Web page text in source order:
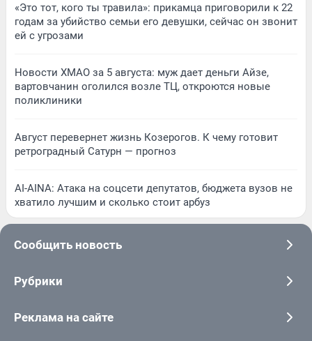
«Это тот, кого ты травила»: прикамца приговорили к 22
годам за убийство семьи его девушки, сейчас он звонит
ей с угрозами
Новости ХМАО за 5 августа: муж дает деньги Айзе,
вартовчанин оголился возле ТЦ, откроются новые
поликлиники
Август перевернет жизнь Козерогов. К чему готовит
ретроградный Сатурн — прогноз
AI-AINA: Атака на соцсети депутатов, бюджета вузов не
хватило лучшим и сколько стоит арбуз
Сообщить новость
Рубрики
Реклама на сайте